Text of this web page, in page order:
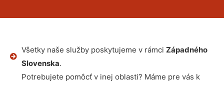
Všetky naše služby poskytujeme v rámci Západného
Slovenska.
Potrebujete pomôcť v inej oblasti? Máme pre vás k